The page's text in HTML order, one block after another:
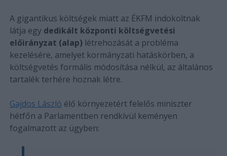
A gigantikus költségek miatt az ÉKFM indokoltnak
látja egy dedikált központi költségvetési
előirányzat (alap) létrehozását a probléma
kezelésére, amelyet kormányzati hatáskörben, a
költségvetés formális módosítása nélkül, az általános
tartalék terhére hoznak létre.
Gajdos László élő környezetért felelős miniszter
hétfőn a Parlamentben rendkívül keményen
fogalmazott az ügyben: